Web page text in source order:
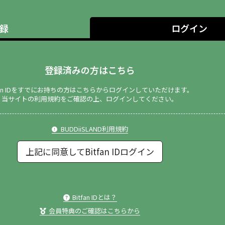
ログイン
登録済みの方はこちら
IDをすでにお持ちの方はこちらからログインしていただけます。
当サイトの利用規約をご確認の上、ログインしてください。
BUDDiiSLAND利用規約
上記に同意してBitfan IDログイン
Bitfan IDとは？
会員特典のご確認はこちらから